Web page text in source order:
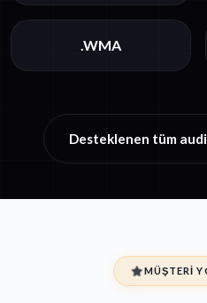
.WMA
Desteklenen tüm
MÜŞTERI